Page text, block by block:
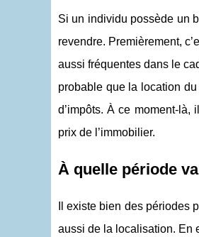
Si un individu possède un
revendre. Premièrement,
aussi fréquentes dans le
probable que la location
d’impôts. À ce moment-
prix de l’immobilier.
À quelle période
Il existe bien des périodes
aussi de la localisation. En